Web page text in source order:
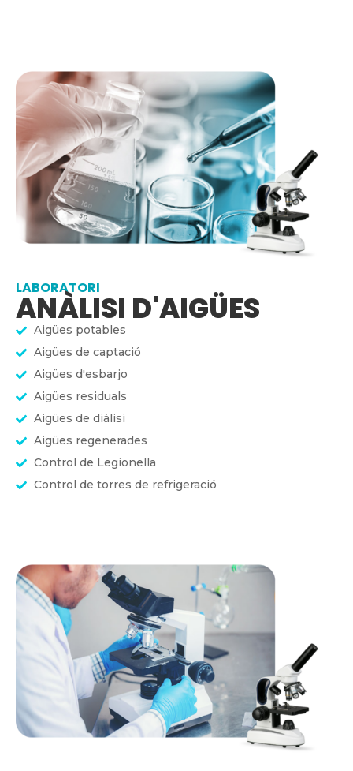
LABORATORI
ANÀLISI D'AIGÜES
Aigües potables
Aigües de captació
Aigües d'esbarjo
Aigües residuals
Aigües de diàlisi
Aigües regenerades
Control de Legionella
Control de torres de refrigeració